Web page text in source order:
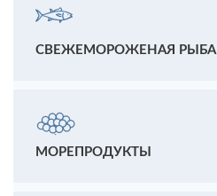
СВЕЖЕМОРОЖЕНАЯ РЫБА
МОРЕПРОДУКТЫ